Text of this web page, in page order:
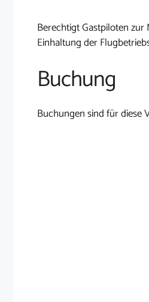
Berechtigt Gastpiloten zur
Einhaltung der
Buchung
Buchungen sind für diese